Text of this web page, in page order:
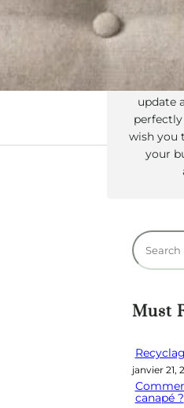
Hello,
and
people I
made it
update
wish you
your
R
e
h
r
c
h
Must
janvier 21,
canapé ?